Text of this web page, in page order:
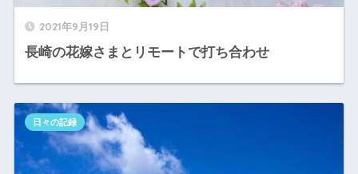
2021年9月19日
長崎の花嫁さまとリモートで打ち合わせ
日々の記録